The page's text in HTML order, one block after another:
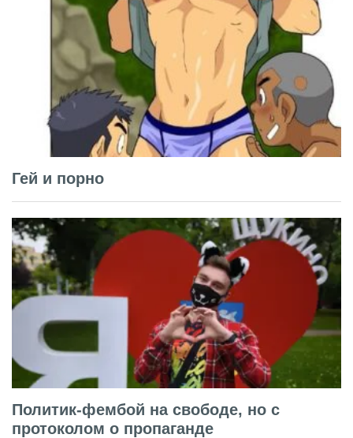
Гей и порно
Политик-фембой на свободе, но с
протоколом о пропаганде